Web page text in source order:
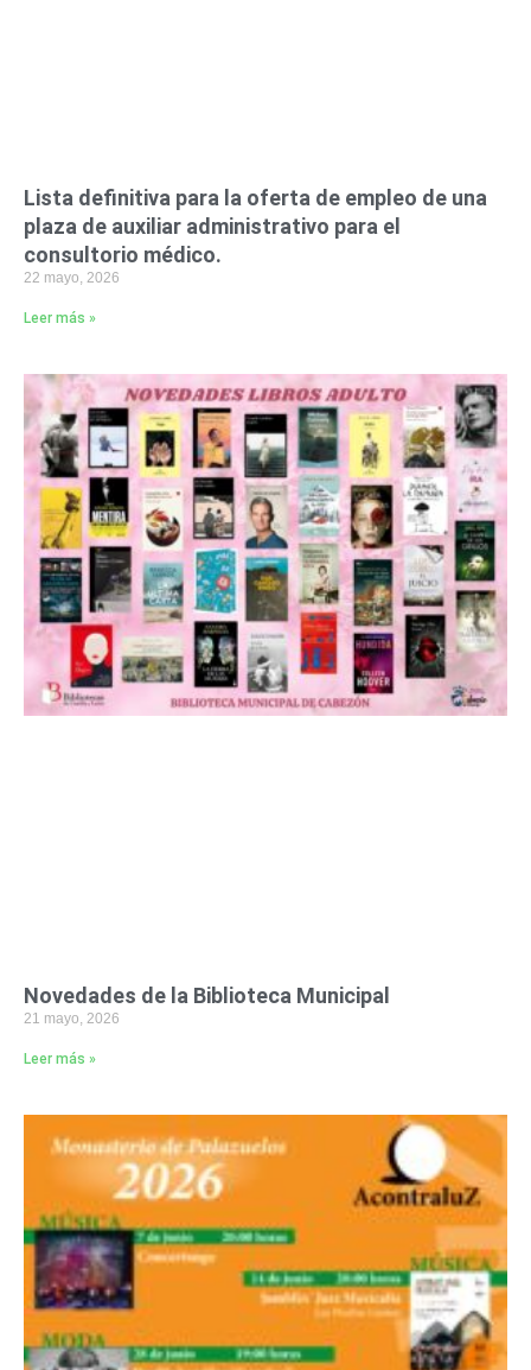
Lista definitiva para la oferta de empleo de una
plaza de auxiliar administrativo para el
consultorio médico.
22 mayo, 2026
Leer más »
Novedades de la Biblioteca Municipal
21 mayo, 2026
Leer más »